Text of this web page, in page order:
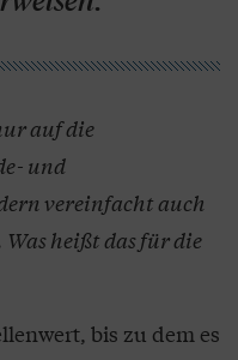
auf die
und
vereinfacht auch
heißt das für die
bis zu dem es